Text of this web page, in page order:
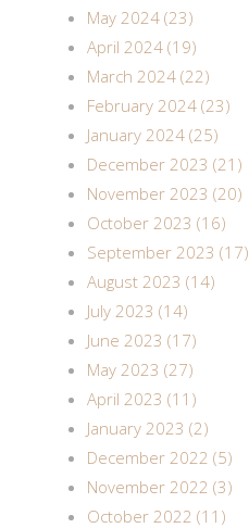
May 2024 (23)
April 2024 (19)
March 2024 (22)
February 2024 (23)
January 2024 (25)
December 2023 (21)
November 2023 (20)
October 2023 (16)
September 2023 (17)
August 2023 (14)
July 2023 (14)
June 2023 (17)
May 2023 (27)
April 2023 (11)
January 2023 (2)
December 2022 (5)
November 2022 (3)
October 2022 (11)